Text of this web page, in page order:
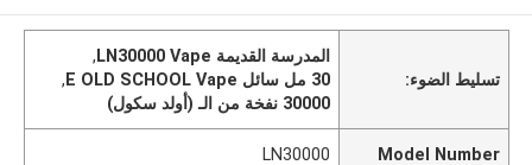
تسليط الضوء:
المدرسة القديمة LN30000 Vape
,
30 مل سائل E OLD SCHOOL Vape
,
30000 نفخة من الـ (أولد سكول)
Model Number
LN30000